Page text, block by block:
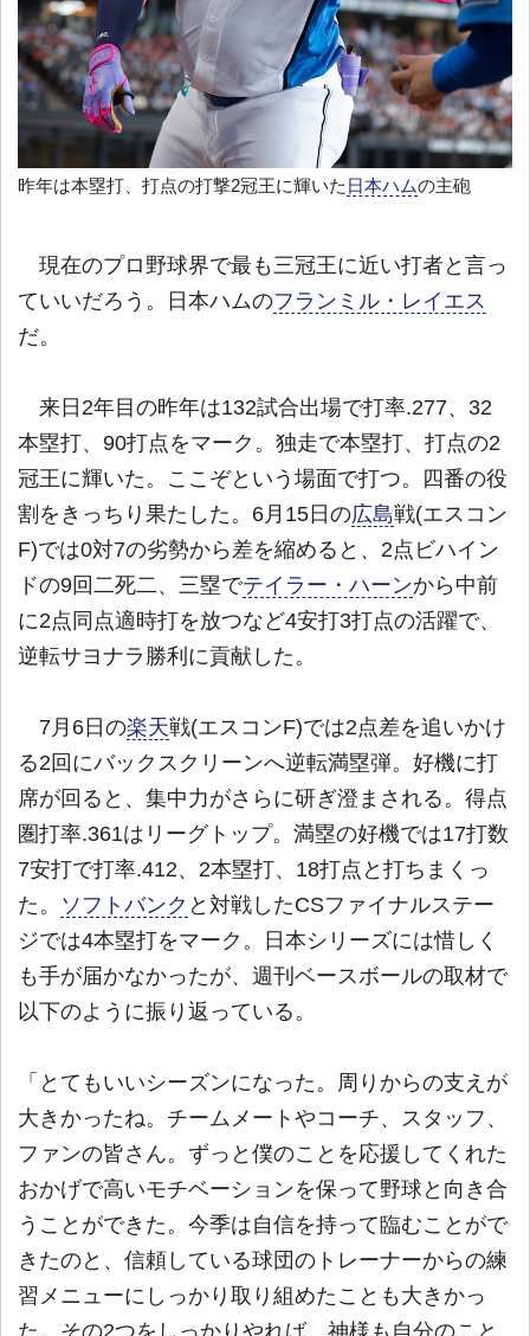
昨年は本塁打、打点の打撃2冠王に輝いた 日本ハムの主砲
現在のプロ野球界で最も三冠王に近い打者と言っ
ていいだろう。日本ハムのフランミル・レイエス
だ。
来日2年目の昨年は132試合出場で打率.277、32
本塁打、90打点をマーク。独走で本塁打、打点の2
冠王に輝いた。ここぞという場面で打つ。四番の役
割をきっちり果たした。6月15日の広島戦(エスコン
F)では0対7の劣勢から差を縮めると、2点ビハイン
ドの9回二死二、三塁でテイラー・ハーンから中前
に2点同点適時打を放つなど4安打3打点の活躍で、
逆転サヨナラ勝利に貢献した。
7月6日の楽天戦(エスコンF)では2点差を追いかけ
る2回にバックスクリーンへ逆転満塁弾。好機に打
席が回ると、集中力がさらに研ぎ澄まされる。得点
圏打率.361はリーグトップ。満塁の好機では17打数
7安打で打率.412、2本塁打、18打点と打ちまくっ
た。 ソフトバンク と対戦したCSファイナルステー
ジでは4本塁打をマーク。日本シリーズには惜しく
も手が届かなかったが、週刊ベースボールの取材で
以下のように振り返っている。
「とてもいいシーズンになった。周りからの支えが
大きかったね。チームメートやコーチ、スタッフ、
ファンの皆さん。ずっと僕のことを応援してくれた
おかげで高いモチベーションを保って野球と向き合
うことができた。今季は自信を持って臨むことがで
きたのと、信頼している球団のトレーナーからの練
習メニューにしっかり取り組めたことも大きかっ
た。その2つをしっかりやれば、神様も自分のこと